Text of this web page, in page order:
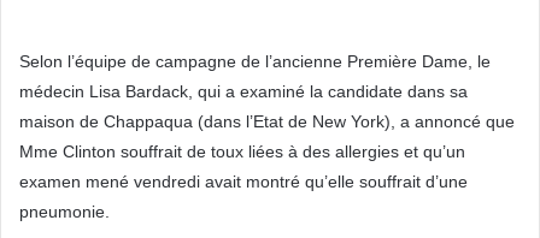
Selon l’équipe de campagne de l’ancienne Première Dame, le
médecin Lisa Bardack, qui a examiné la candidate dans sa
maison de Chappaqua (dans l’Etat de New York), a annoncé que
Mme Clinton souffrait de toux liées à des allergies et qu’un
examen mené vendredi avait montré qu’elle souffrait d’une
pneumonie.